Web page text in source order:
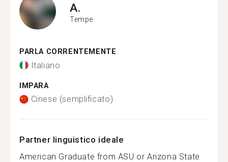
A.
Tempe
PARLA CORRENTEMENTE
Italiano
IMPARA
Cinese (semplificato)
Partner linguistico ideale
American Graduate from ASU or Arizona State